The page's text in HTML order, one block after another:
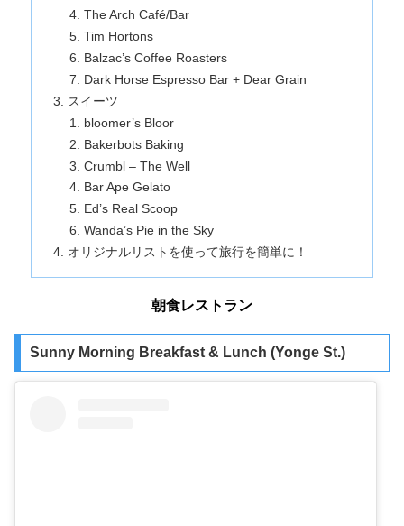
The Arch Café/Bar
Tim Hortons
Balzac’s Coffee Roasters
Dark Horse Espresso Bar + Dear Grain
スイーツ
bloomer’s Bloor
Bakerbots Baking
Crumbl – The Well
Bar Ape Gelato
Ed’s Real Scoop
Wanda’s Pie in the Sky
オリジナルリストを使って旅行を簡単に！
朝食レストラン
Sunny Morning Breakfast & Lunch (Yonge St.)